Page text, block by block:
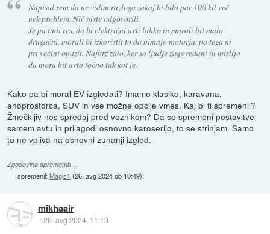
Napisal sem da ne vidim razloga zakaj bi bilo par 100 kil več
nek problem. Nič niste odgovorili.
Je pa tudi res, da bi električni avti lahko in morali bit malo
drugačni, morali bi izkoristit to da nimajo motorja, pa tega ni
pri večini opazit. Najbrž zato, ker so ljudje zagovedani in mislijo
da mora bit avto točno tak kot je.
Kako pa bi moral EV izgledati? Imamo klasiko, karavana,
enoprostorca, SUV in vse možne opcije vmes. Kaj bi ti spremenil?
Žmečkljiv nos spredaj pred voznikom? Da se spremeni postavitve
samem avtu in prilagodi osnovno karoserijo, to se strinjam. Samo
to ne vpliva na osnovni zunanji izgled.
Zgodovina sprememb…
spremenil:Magic1 (26. avg 2024 ob 10:49)
mikhaair
::26. avg 2024, 11:13